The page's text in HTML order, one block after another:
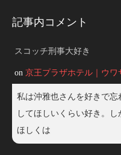
記事内コメント
スコッチ刑事大好き
on 京王プラザホテル｜ウワ
私は沖雅也さんを好きで
してほしいくらい好き。
ほしくは